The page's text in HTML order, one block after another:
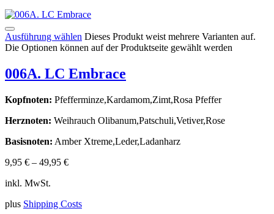
Ausführung wählen Dieses Produkt weist mehrere Varianten auf.
Die Optionen können auf der Produktseite gewählt werden
006A. LC Embrace
Kopfnoten: Pfefferminze,Kardamom,Zimt,Rosa Pfeffer
Herznoten: Weihrauch Olibanum,Patschuli,Vetiver,Rose
Basisnoten: Amber Xtreme,Leder,Ladanharz
9,95 € – 49,95 €
inkl. MwSt.
plus Shipping Costs